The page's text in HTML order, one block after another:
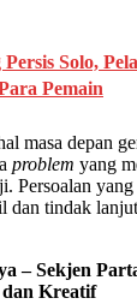
Solo,
Pemain
masa depan
problem yang
Persoalan
dan tindak
– Sekjen
Kreatif